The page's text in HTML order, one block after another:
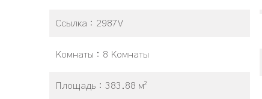
Ссылка 2987V
Комнаты 8 Комнаты
Площадь 383.88 м²